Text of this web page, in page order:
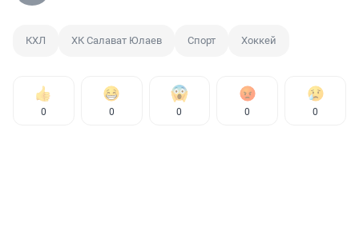
КХЛ ХК Салават Юлаев Спорт Хоккей
0 0 0 0 0